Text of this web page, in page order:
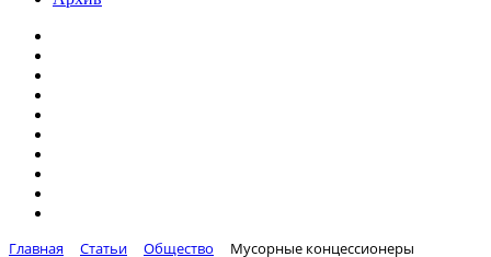
Главная Статьи Общество Мусорные концессионеры